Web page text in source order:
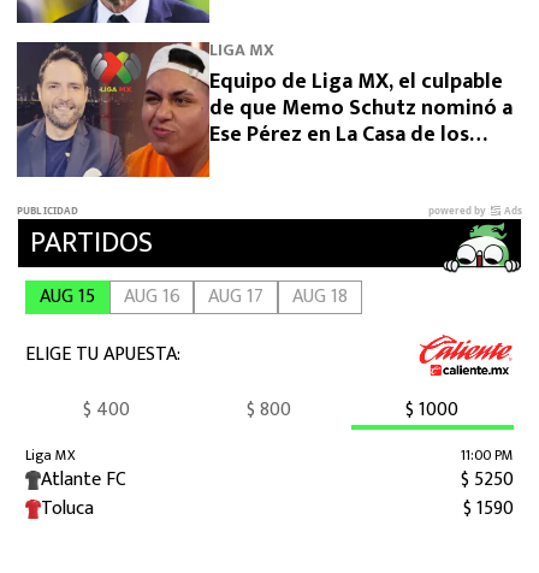
LIGA MX
Equipo de Liga MX, el culpable
de que Memo Schutz nominó a
Ese Pérez en La Casa de los